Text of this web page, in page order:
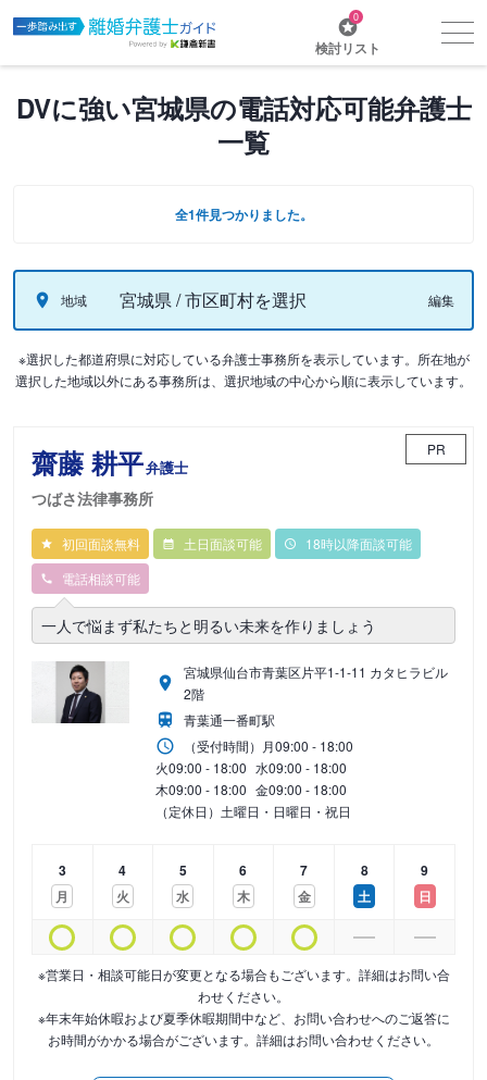
0
検討リスト
DVに強い宮城県の電話対応可能弁護士
一覧
全1件見つかりました。
地域 宮城県 / 市区町村を選択 編集
※選択した都道府県に対応している弁護士事務所を表示しています。所在地が
選択した地域以外にある事務所は、選択地域の中心から順に表示しています。
齋藤 耕平弁護士
つばさ法律事務所
PR
初回面談無料 土日面談可能
18時以降面談可能
電話相談可能
一人で悩まず私たちと明るい未来を作りましょう
宮城県仙台市青葉区片平1-1-11 カタヒラビル
2階
青葉通一番町駅
（受付時間） 月09:00 - 18:00
火09:00 - 18:00 水09:00 - 18:00
木09:00 - 18:00 金09:00 - 18:00
（定休日）土曜日・日曜日・祝日
3
月
4
火
5
水
6
木
7
金
8
土
9
日
※営業日・相談可能日が変更となる場合もございます。詳細はお問い合
わせください。
※年末年始休暇および夏季休暇期間中など、お問い合わせへのご返答に
お時間がかかる場合がございます。詳細はお問い合わせください。